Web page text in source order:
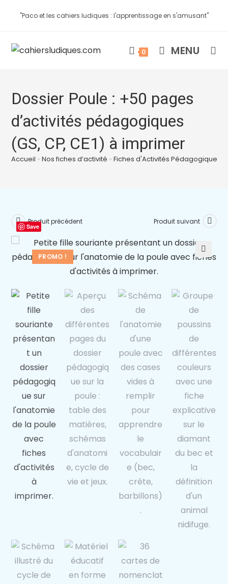
"Paco et les cahiers ludiques : l'apprentissage en s'amusant"
0 MENU
Dossier Poule : +50 pages
d’activités pédagogiques
(GS, CP, CE1) à imprimer
Accueil »Nos fiches d’activité »Fiches d'Activités Pédagogiques
PROMO !
Produit précédent Produit suivant
Save